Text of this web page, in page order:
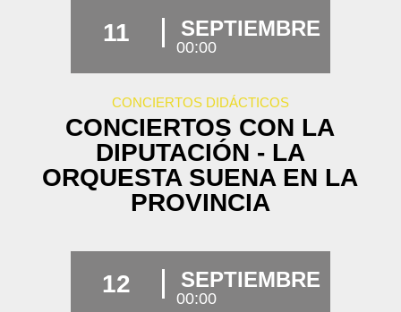
11 SEPTIEMBRE
00:00
CONCIERTOS DIDÁCTICOS
CONCIERTOS CON LA
DIPUTACIÓN - LA
ORQUESTA SUENA EN LA
PROVINCIA
12 SEPTIEMBRE
00:00